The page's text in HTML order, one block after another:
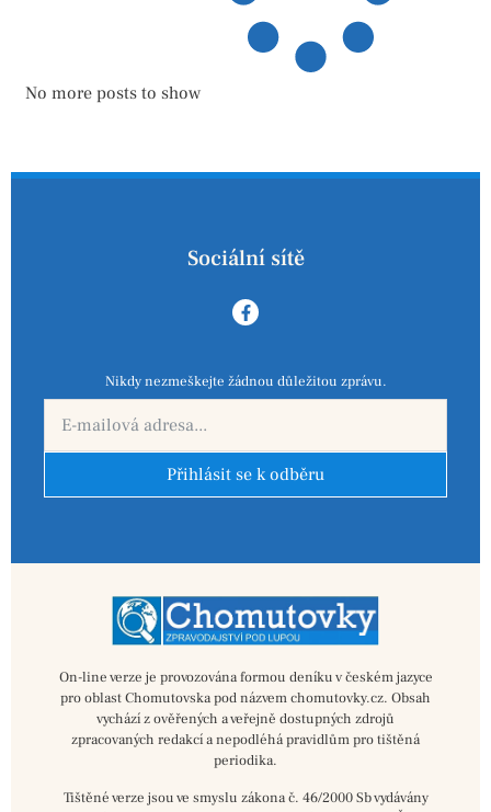
No more posts to show
Sociální sítě
Nikdy nezmeškejte žádnou důležitou zprávu.
Přihlásit se k odběru
On-line verze je provozována formou deníku v českém jazyce
pro oblast Chomutovska pod názvem chomutovky.cz. Obsah
vychází z ověřených a veřejně dostupných zdrojů
zpracovaných redakcí a nepodléhá pravidlům pro tištěná
periodika.
Tištěné verze jsou ve smyslu zákona č. 46/2000 Sb vydávány